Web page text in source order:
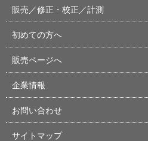
販売／修正・校正／計測
初めての方へ
販売ページへ
企業情報
お問い合わせ
サイトマップ